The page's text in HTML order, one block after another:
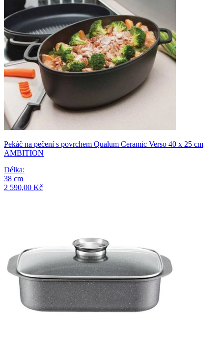
Pekáč na pečení s povrchem Qualum Ceramic Verso 40 x 25 cm
AMBITION
Délka:
38 cm
2 590,00 Kč